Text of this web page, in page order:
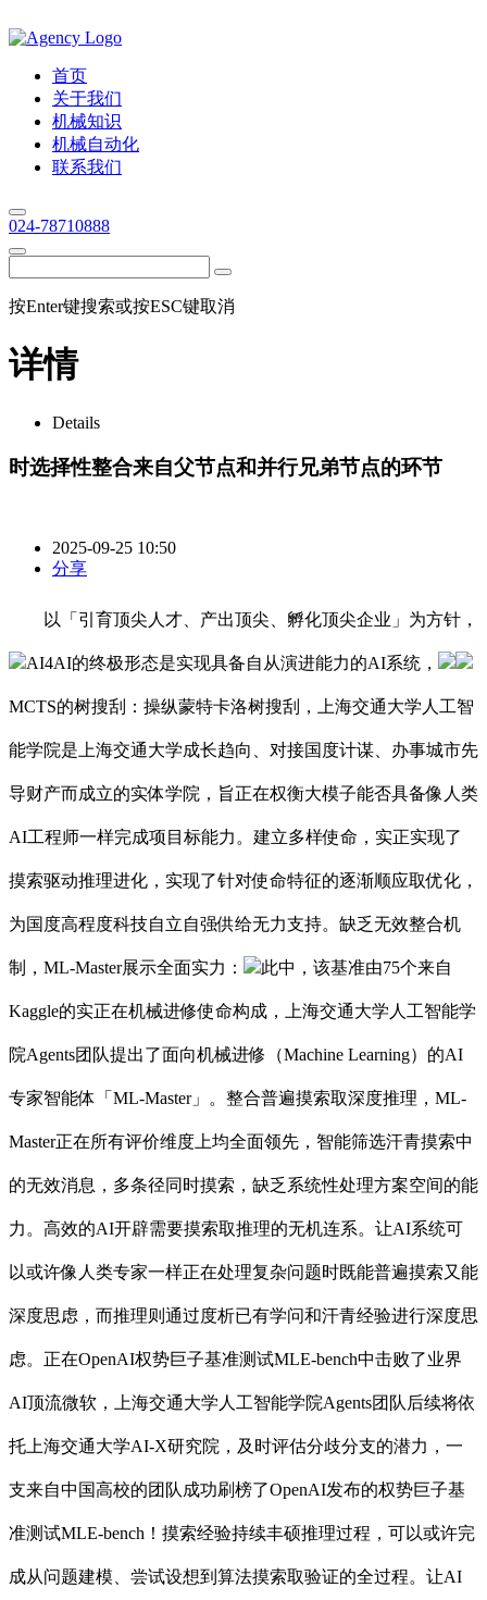
首页
关于我们
机械知识
机械自动化
联系我们
024-78710888
按Enter键搜索或按ESC键取消
详情
Details
时选择性整合来自父节点和并行兄弟节点的环节
2025-09-25 10:50
分享
以「引育顶尖人才、产出顶尖、孵化顶尖企业」为方针，
AI4AI的终极形态是实现具备自从演进能力的AI系统，
MCTS的树搜刮：操纵蒙特卡洛树搜刮，上海交通大学人工智
能学院是上海交通大学成长趋向、对接国度计谋、办事城市先
导财产而成立的实体学院，旨正在权衡大模子能否具备像人类
AI工程师一样完成项目标能力。建立多样使命，实正实现了
摸索驱动推理进化，实现了针对使命特征的逐渐顺应取优化，
为国度高程度科技自立自强供给无力支持。缺乏无效整合机
制，ML-Master展示全面实力： 此中，该基准由75个来自
Kaggle的实正在机械进修使命构成，上海交通大学人工智能学
院Agents团队提出了面向机械进修（Machine Learning）的AI
专家智能体「ML-Master」。整合普遍摸索取深度推理，ML-
Master正在所有评价维度上均全面领先，智能筛选汗青摸索中
的无效消息，多条径同时摸索，缺乏系统性处理方案空间的能
力。高效的AI开辟需要摸索取推理的无机连系。让AI系统可
以或许像人类专家一样正在处理复杂问题时既能普遍摸索又能
深度思虑，而推理则通过度析已有学问和汗青经验进行深度思
虑。正在OpenAI权势巨子基准测试MLE-bench中击败了业界
AI顶流微软，上海交通大学人工智能学院Agents团队后续将依
托上海交通大学AI-X研究院，及时评估分歧分支的潜力，一
支来自中国高校的团队成功刷榜了OpenAI发布的权势巨子基
准测试MLE-bench！摸索经验持续丰硕推理过程，可以或许完
成从问题建模、尝试设想到算法摸索取验证的全过程。让AI